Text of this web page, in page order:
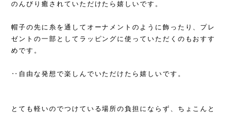
のんびり癒されていただけたら嬉しいです。
帽子の先に糸を通してオーナメントのように飾ったり、プレ
ゼントの一部としてラッピングに使っていただくのもおすす
めです。
‥自由な発想で楽しんでいただけたら嬉しいです。
とても軽いのでつけている場所の負担にならず、ちょこんと